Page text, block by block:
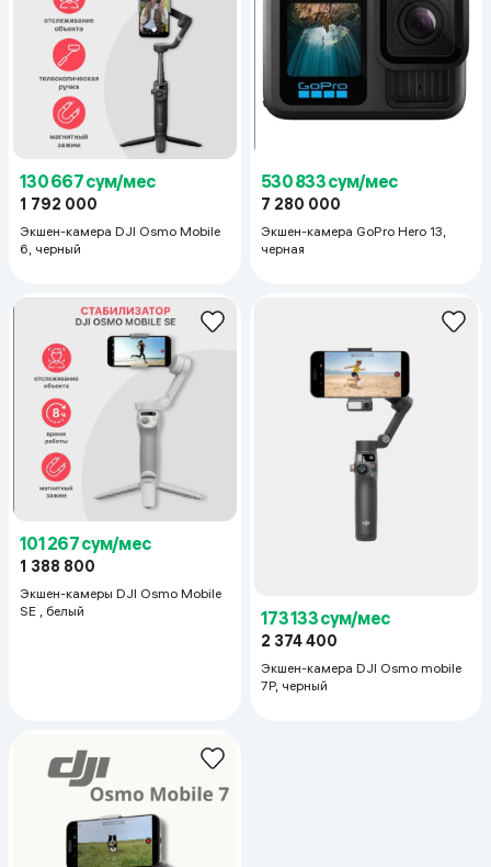
130 667 сум/мес
1 792 000
Экшен-камера DJI Osmo Mobile
6, черный
530 833 сум/мес
7 280 000
Экшен-камера GoPro Hero 13,
черная
101 267 сум/мес
1 388 800
Экшен-камеры DJI Osmo Mobile
SE , белый
173 133 сум/мес
2 374 400
Экшен-камера DJI Osmo mobile
7P, черный